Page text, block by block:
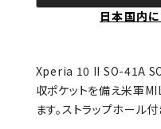
日本国内
Xperia 10 II SO-41A
収ポケットを備え米軍
ます。ストラップホール